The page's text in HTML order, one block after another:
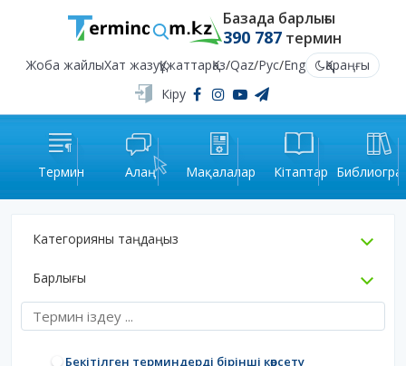
Базада барлығы
390 787термин
Жоба жайлыХат жазуҚұжаттарҚаз/Qaz/Рус/Eng
Қараңғы
Кіру
Термин Алаң Мақалалар Кітаптар
Категорияны таңдаңыз
Барлығы
Бекітілген терминдерді бірінші көрсету